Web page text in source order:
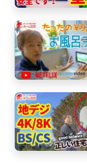
RRC認定冷媒ガ
古物商許可 許可証
ぴケア
Cisco認定ネット
一級建築技能士
uTubeや
て思ったんです
もしや、私の経
必要とする多く
はないかな？・
今はインターネ
して、明日には
なったと思いま
るかもしれませ
古すぎますよね